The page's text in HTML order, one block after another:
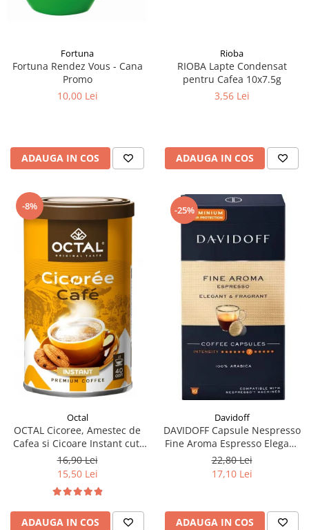
Fortuna
Fortuna Rendez Vous - Cana
Promo
10,00 Lei
ADAUGA IN COS
Rioba
RIOBA Lapte Condensat
pentru Cafea 10x7.5g
3,56 Lei
ADAUGA IN COS
-8%
Octal
OCTAL Cicoree, Amestec de
Cafea si Cicoare Instant cut.
100g
16,90 Lei
15,50 Lei
ADAUGA IN COS
-25%
Davidoff
DAVIDOFF Capsule Nespresso
Fine Aroma Espresso Elegant
& Fragrant 10x5.5g
22,80 Lei
17,10 Lei
ADAUGA IN COS